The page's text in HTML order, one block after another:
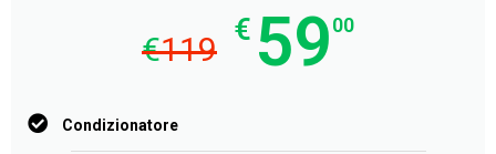
€119 € 5900
Condizionatore